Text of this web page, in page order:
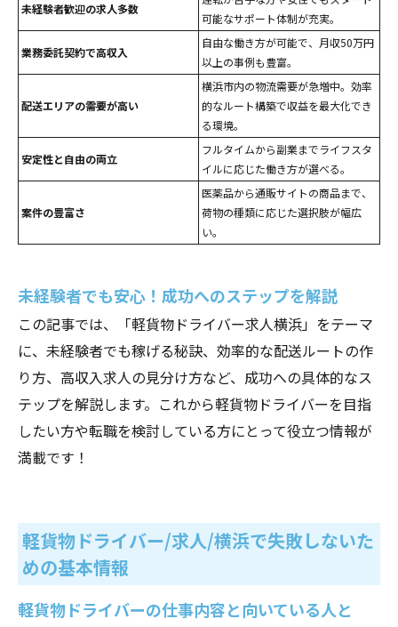
未経験者歓迎の求人多数
可能なサポート体制が充実。
業務委託契約で高収入
自由な働き方が可能で、月収50万円
以上の事例も豊富。
配送エリアの需要が高い
横浜市内の物流需要が急増中。効率
的なルート構築で収益を最大化でき
る環境。
安定性と自由の両立
フルタイムから副業までライフスタ
イルに応じた働き方が選べる。
案件の豊富さ
医薬品から通販サイトの商品まで、
荷物の種類に応じた選択肢が幅広
い。
未経験者でも安心！成功へのステップを解説
この記事では、「軽貨物ドライバー求人横浜」をテーマ
に、未経験者でも稼げる秘訣、効率的な配送ルートの作
り方、高収入求人の見分け方など、成功への具体的なス
テップを解説します。これから軽貨物ドライバーを目指
したい方や転職を検討している方にとって役立つ情報が
満載です！
軽貨物ドライバー/求人/横浜で失敗しないた
めの基本情報
軽貨物ドライバーの仕事内容と向いている人と